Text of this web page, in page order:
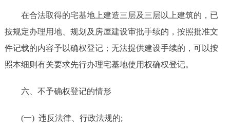
在合法取得的宅基地上建造三层及三层以上建筑的，已
按规定办理用地、规划及房屋建设审批手续的，按照批准文
件记载的内容予以确权登记；无法提供建设手续的，可以按
照本细则有关要求先行办理宅基地使用权确权登记。
六、不予确权登记的情形
(一) 违反法律、行政法规的;